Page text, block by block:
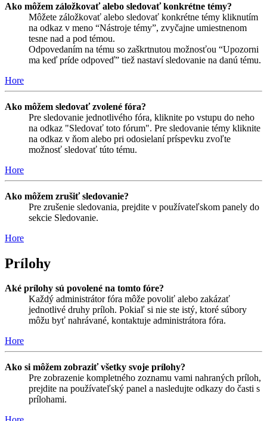
Ako môžem záložkovať alebo sledovať konkrétne témy?
Môžete záložkovať alebo sledovať konkrétne témy kliknutím
na odkaz v meno “Nástroje témy”, zvyčajne umiestnenom
tesne nad a pod témou.
Odpovedaním na tému so zaškrtnutou možnosťou “Upozorni
ma keď príde odpoveď” tiež nastaví sledovanie na danú tému.
Hore
Ako môžem sledovať zvolené fóra?
Pre sledovanie jednotlivého fóra, kliknite po vstupu do neho
na odkaz "Sledovať toto fórum". Pre sledovanie témy kliknite
na odkaz v ňom alebo pri odosielaní príspevku zvoľte
možnosť sledovať túto tému.
Hore
Ako môžem zrušiť sledovanie?
Pre zrušenie sledovania, prejdite v používateľskom panely do
sekcie Sledovanie.
Hore
Prílohy
Aké prílohy sú povolené na tomto fóre?
Každý administrátor fóra môže povoliť alebo zakázať
jednotlivé druhy príloh. Pokiaľ si nie ste istý, ktoré súbory
môžu byť nahrávané, kontaktuje administrátora fóra.
Hore
Ako si môžem zobraziť všetky svoje prílohy?
Pre zobrazenie kompletného zoznamu vami nahraných príloh,
prejdite na používateľský panel a nasledujte odkazy do časti s
prílohami.